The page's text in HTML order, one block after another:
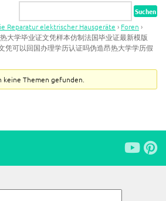
Reparatur elektrischer Hausgeräte › Foren ›
大学毕业证文凭样本仿制法国毕业证最新模版
凭可以回国办理学历认证吗伪造昂热大学学历假
keine Themen gefunden.